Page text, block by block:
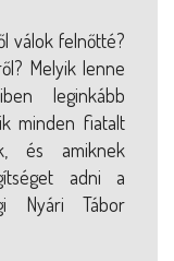
válok felnőtté?
Melyik lenne
leginkább
minden fiatalt
és amiknek
adni a
Nyári Tábor